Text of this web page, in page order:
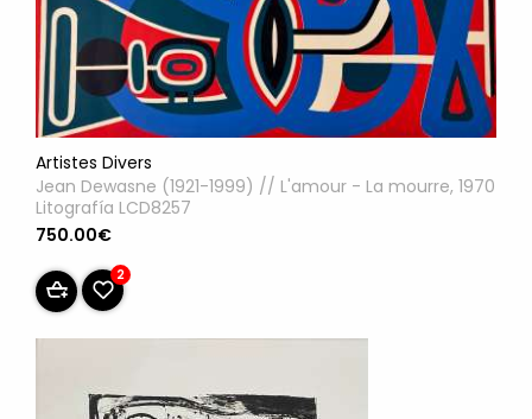
Artistes Divers
Jean Dewasne (1921-1999) // L'amour - La mourre, 1970
Litografía LCD8257
750.00€
2